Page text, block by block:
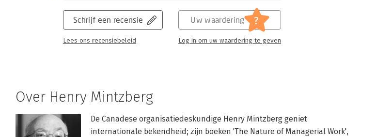
Schrijf een recensie
Lees ons recensiebeleid
Uw waardering ?
Log in om uw waardering te geven
Over Henry Mintzberg
De Canadese organisatiedeskundige Henry Mintzberg geniet
internationale bekendheid; zijn boeken 'The Nature of Managerial Work',